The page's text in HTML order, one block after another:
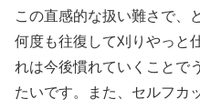
この直感的な扱い難さで、
何度も往復して刈りやっと
れは今後慣れていくことで
たいです。また、セルフカ